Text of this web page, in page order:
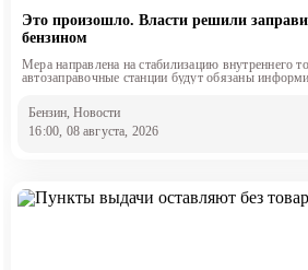
Это произошло. Власти решили
бензином
Мера направлена на стабилизацию внутреннего
автозаправочные станции будут обязаны
Бензин , Новости
16:00, 08 августа, 2026